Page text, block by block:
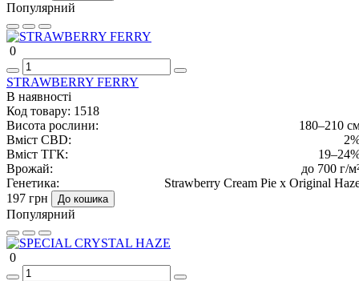
Популярний
0
STRAWBERRY FERRY
В наявності
Код товару: 1518
Висота рослини:
180–210
Вміст CBD:
Вміст ТГК:
Врожай:
до 700 г/
Генетика:
Strawberry Cream Pie x Original
197 грн
До кошика
Популярний
0